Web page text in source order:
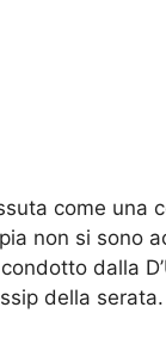
come una
non si sono
dalla
della serata.